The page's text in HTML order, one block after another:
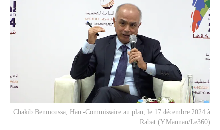
Chakib Benmoussa, Haut-Commissaire au plan, le 17 décembre 2024 à
Rabat (Y.Mannan/Le360)